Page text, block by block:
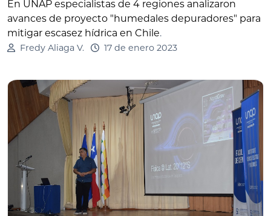
En UNAP especialistas de 4 regiones analizaron
avances de proyecto "humedales depuradores" para
mitigar escasez hídrica en Chile.
Fredy Aliaga V. 17 de enero 2023